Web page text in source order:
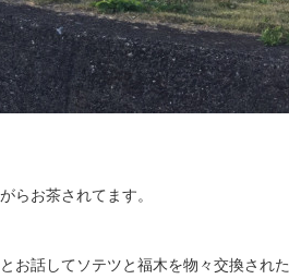
らお茶されてます。
お話してソテツと福木を物々交換された